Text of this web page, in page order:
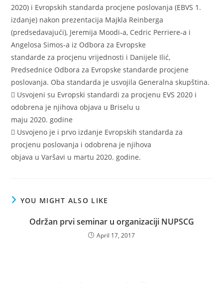
2020) i Evropskih standarda procjene poslovanja (EBVS 1.
izdanje) nakon prezentacija Majkla Reinberga
(predsedavajući), Jeremija Moodi-a, Cedric Perriere-a i
Angelosa Simos-a iz Odbora za Evropske
standarde za procjenu vrijednosti i Danijele Ilić,
Predsednice Odbora za Evropske standarde procjene
poslovanja. Oba standarda je usvojila Generalna skupština.
 Usvojeni su Evropski standardi za procjenu EVS 2020 i
odobrena je njihova objava u Briselu u
maju 2020. godine
 Usvojeno je i prvo izdanje Evropskih standarda za
procjenu poslovanja i odobrena je njihova
objava u Varšavi u martu 2020. godine.
YOU MIGHT ALSO LIKE
Održan prvi seminar u organizaciji NUPSCG
April 17, 2017